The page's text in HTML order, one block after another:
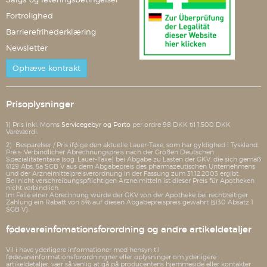
Fortrolighed
Barrierefrihederklæring
Newsletter
Ophæve kontrakt
Prisoplysninger
1) Pris inkl. Moms Servicegebyr og Porto per ordre 98 DKK til 1.500 DKK
Vareværdi.
2) Besparelser / Pris ifølge den aktuelle Lauer-Taxe, som har gyldighed i Tyskland.
Preis: Verbindlicher Abrechnungspreis nach der Großen Deutschen
Spezialitätentaxe (sog. Lauer-Taxe) bei Abgabe zu Lasten der GKV, die sich gemäß
§129 Abs. 5a SGB V aus dem Abgabepreis des pharmazeutischen Unternehmens
und der Arzneimittelpreisverordnung in der Fassung zum 31.12.2003 ergibt.
Bei nicht verschreibungspflichtigen Arzneimitteln ist dieser Preis für Apotheken
nicht verbindlich.
Im Falle einer Abrechnung würde der GKV von der Apotheke bei rechtzeitiger
Zahlung ein Rabatt von 5% auf diesen Abgabepreispreis gewährt (§130 Absatz 1
SGB V).
fødevareinfomationsforordning og andre artikeldetaljer
Vil i have yderligere informationer med hensyn til
fødevareinformationsforordningner eller oplysninger om yderligere
artikeldetaljer, vær så venlig at gå på producentens hjemmeside eller kontakter